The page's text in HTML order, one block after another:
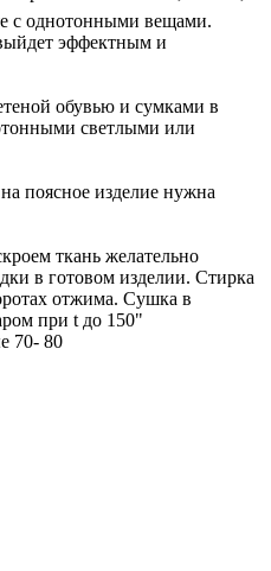
с однотонными вещами.
эффектным и
обувью и сумками в
светлыми или
поясное изделие нужна
ткань желательно
в готовом изделии. Стирка
отжима. Сушка в
при t до 150"
70- 80